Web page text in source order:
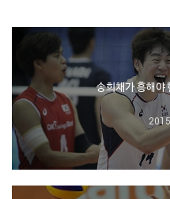
송희채가 흥해야